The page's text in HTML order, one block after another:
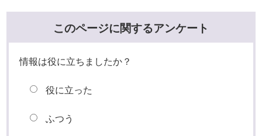
このページに関するアンケート
情報は役に立ちましたか？
役に立った
ふつう